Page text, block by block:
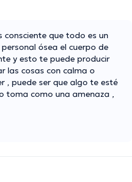
consciente que todo es un
ósea el cuerpo de
y esto te puede producir
las cosas con calma o
, puede ser que algo te esté
toma como una amenaza ,